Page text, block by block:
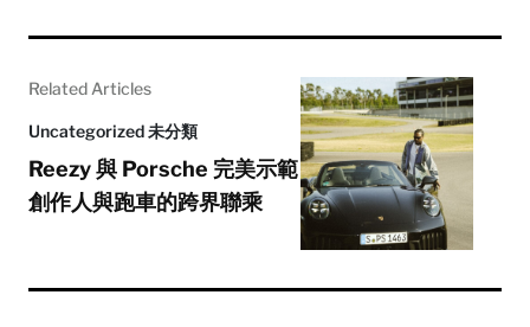
Related Articles
Uncategorized 未分類
Reezy 與 Porsche 完美示範
創作人與跑車的跨界聯乘